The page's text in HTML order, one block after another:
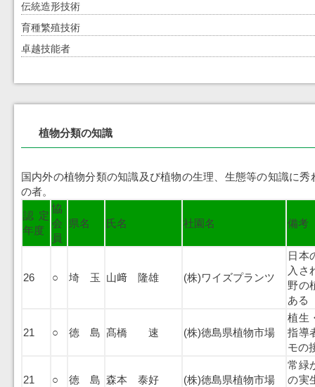
伝統造形技術
育種繁殖技術
卓越技能者
植物分類の知識
国内外の植物分類の知識及び植物の生理、生態等の知識に秀
の者。
認定
年度
協
会
員
県名 氏名 社園名 備考
26 ○ 埼 玉 山﨑 隆雄 (株)ワイズプランツ
日本
入さ
野の
ある
21 ○ 徳 島 髙橋 速 (株)徳島県植物市場
植生
指導
モの
21 ○ 徳 島 森本 泰好 (株)徳島県植物市場
常緑
の実